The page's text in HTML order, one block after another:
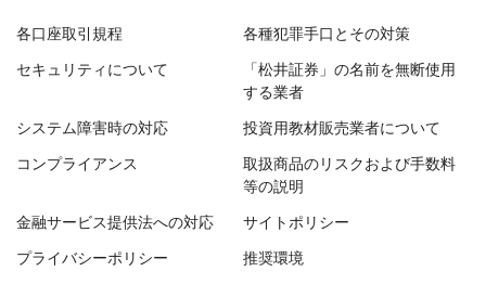
各口座取引規程 各種犯罪手口とその対策
セキュリティについて
「松井証券」の名前を無断使用
する業者
システム障害時の対応 投資用教材販売業者について
コンプライアンス
取扱商品のリスクおよび手数料
等の説明
金融サービス提供法への対応 サイトポリシー
プライバシーポリシー 推奨環境